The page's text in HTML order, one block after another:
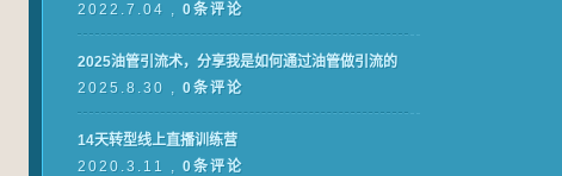
2022.7.04 , 0条评论
2025油管引流术，分享我是如何通过油管做引流的
2025.8.30 , 0条评论
14天转型线上直播训练营
2020.3.11 , 0条评论